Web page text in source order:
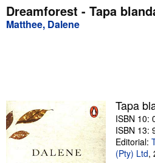
Consultar mis pedidos
Búsqueda avanzada
Vendedores
Comenzar a vender
Ayuda
Dreamforest - Tapa
Matthee, Dalene
Tapa
ISBN 10:
ISBN 13:
Editorial:
(Pty) Ltd,